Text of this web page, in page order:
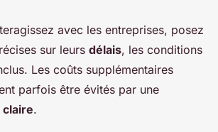
avec les entreprises, posez
sur leurs délais, les conditions
Les coûts supplémentaires
parfois être évités par une
.